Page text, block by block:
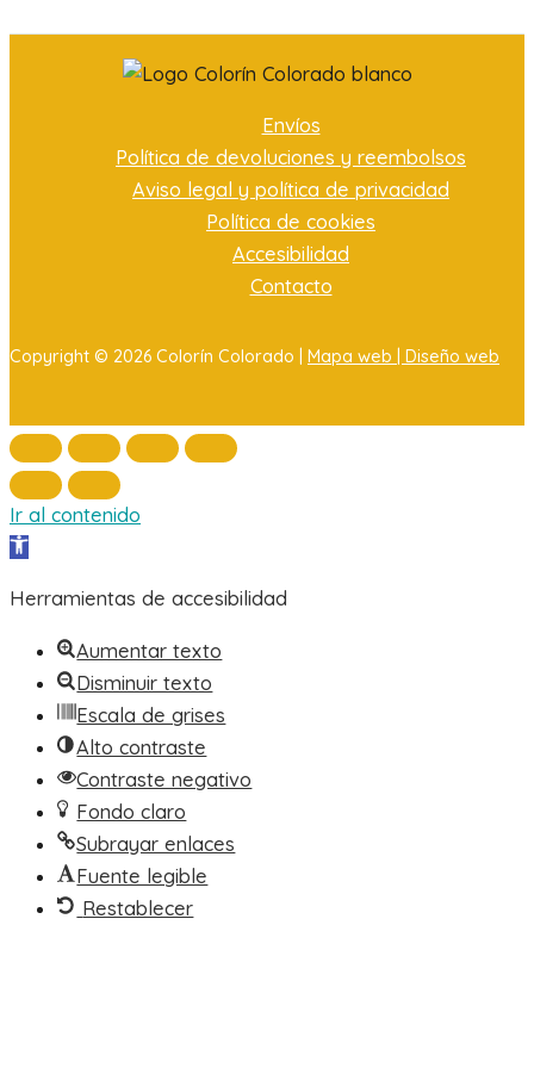
Envíos
Política de devoluciones y reembolsos
Aviso legal y política de privacidad
Política de cookies
Accesibilidad
Contacto
Copyright © 2026 Colorín Colorado | Mapa web | Diseño web
Ir al contenido
Abrir barra de herramientas
Herramientas de accesibilidad
Aumentar texto
Disminuir texto
Escala de grises
Alto contraste
Contraste negativo
Fondo claro
Subrayar enlaces
Fuente legible
Restablecer